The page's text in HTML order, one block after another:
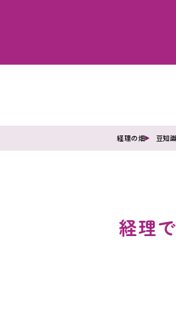
経理の畑 豆知
経理